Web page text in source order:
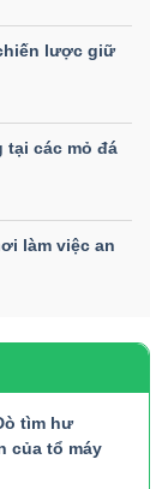
lược giữ
tại các mỏ đá
làm việc an
tìm hư
của tổ máy